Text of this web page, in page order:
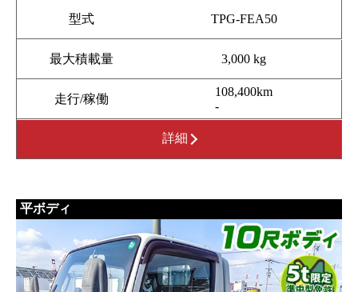
型式 TPG-FEA50
最大積載量 3,000 kg
走行/稼働
108,400km
-
詳細
平ボディ